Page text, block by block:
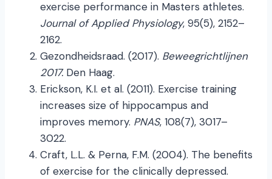
exercise performance in Masters athletes.
Journal of Applied Physiology, 95(5), 2152–
2162.
Gezondheidsraad. (2017). Beweegrichtlijnen
2017.Den Haag.
Erickson, K.I. et al. (2011). Exercise training
increases size of hippocampus and
improves memory. PNAS, 108(7), 3017–
3022.
Craft, L.L. & Perna, F.M. (2004). The benefits
of exercise for the clinically depressed.